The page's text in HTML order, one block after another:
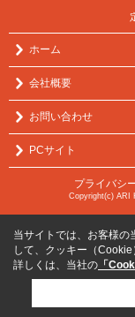
ホーム
会社概要
お問い合わせ
PCサイト
プライバシ
Copyright(c) ARI
当サイトでは、お客様の
して、クッキー（Cookie
詳しくは、当社の 「